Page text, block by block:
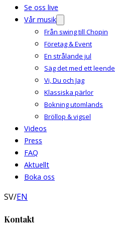
Se oss live
Vår musik
Från swing till Chopin
Företag & Event
En strålande jul
Säg det med ett leende
Vi, Du och Jag
Klassiska pärlor
Bokning utomlands
Bröllop & vigsel
Videos
Press
FAQ
Aktuellt
Boka oss
SV/EN
Kontakt